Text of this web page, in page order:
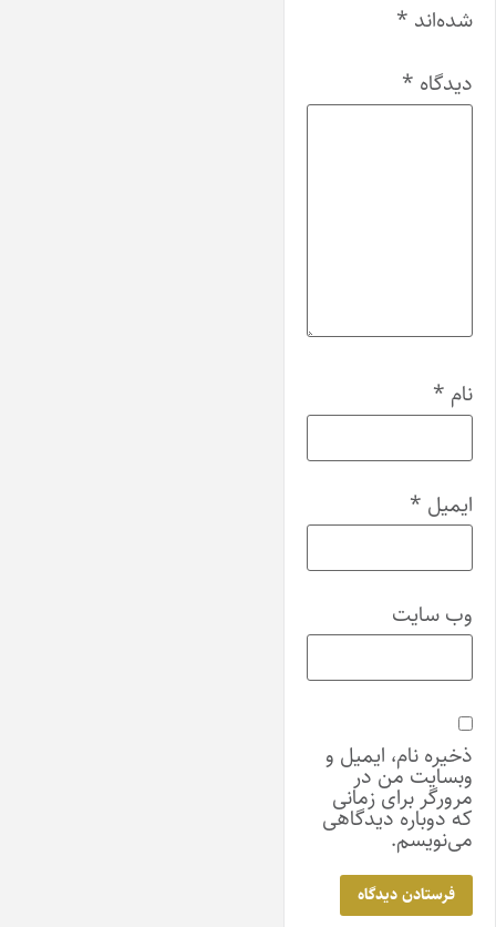
شده‌اند *
دیدگاه *
نام *
ایمیل *
وب‌ سایت
ذخیره نام، ایمیل و
وبسایت من در
مرورگر برای زمانی
که دوباره دیدگاهی
می‌نویسم.